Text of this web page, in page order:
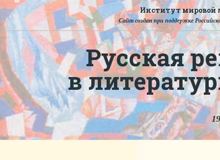
Институт мировой
Сайт создан при поддержке
Русская
в